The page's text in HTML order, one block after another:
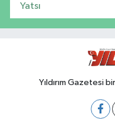
Yatsı
Yıldırım Gazetesi